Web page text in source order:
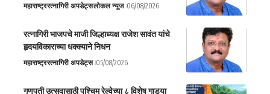
महाराष्ट्ररत्नागिरी अपडेट्सलोकल न्यूज 06/08/2026
रत्नागिरी भाजपचे माजी जिल्हाध्यक्ष राजेश सावंत यांचे
हृदयविकाराच्या धक्क्याने निधन
महाराष्ट्ररत्नागिरी अपडेट्स 05/08/2026
गणपती उत्सवासाठी पश्चिम रेल्वेच्या ८ विशेष गाड्या